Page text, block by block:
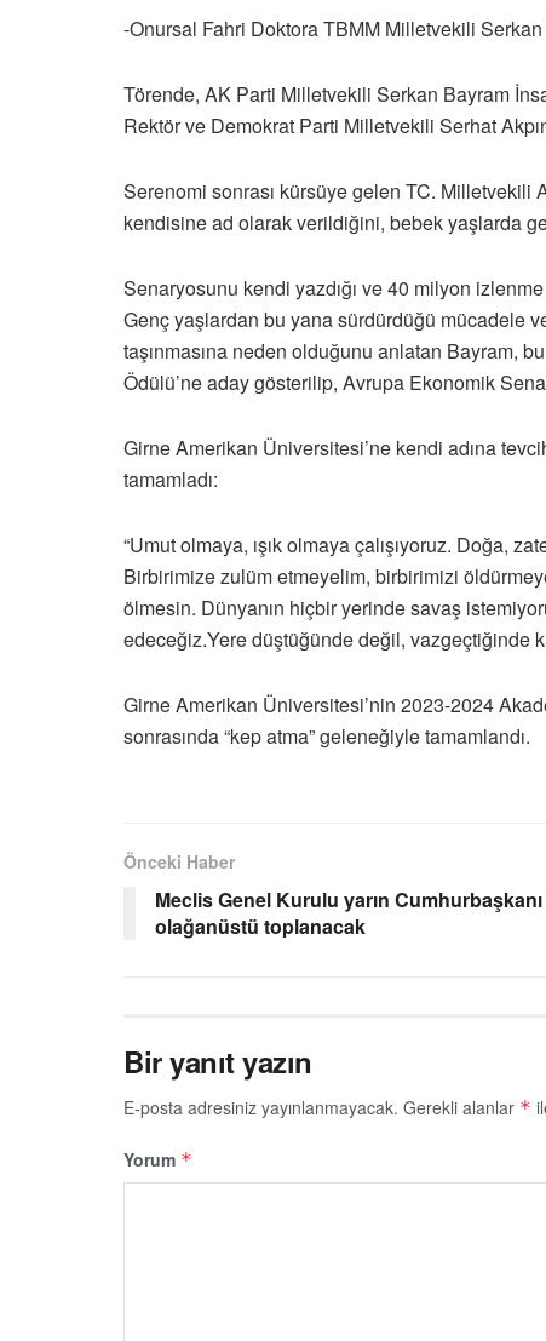
-Onursal Fahri Doktora TBMM Milletvekili Serkan
Törende, AK Parti Milletvekili Serkan Bayram
Rektör ve Demokrat Parti Milletvekili Serhat
Serenomi sonrası kürsüye gelen TC. Milletvekili
kendisine ad olarak verildiğini, bebek yaşlarda
Senaryosunu kendi yazdığı ve 40 milyon
Genç yaşlardan bu yana sürdürdüğü mücadele
taşınmasına neden olduğunu anlatan Bayram,
Ödülü’ne aday gösterilip, Avrupa Ekonomik
Girne Amerikan Üniversitesi’ne kendi adına
tamamladı:
“Umut olmaya, ışık olmaya çalışıyoruz. Doğa,
Birbirimize zulüm etmeyelim, birbirimizi
ölmesin. Dünyanın hiçbir yerinde savaş
edeceğiz.Yere düştüğünde değil, vazgeçtiğinde
Girne Amerikan Üniversitesi’nin 2023-2024
sonrasında “kep atma” geleneğiyle tamamlandı.
Önceki Haber
Meclis Genel Kurulu yarın Cumhurbaşkanı
olağanüstü toplanacak
Bir yanıt yazın
E-posta adresiniz yayınlanmayacak. Gerekli alanlar *
Yorum *